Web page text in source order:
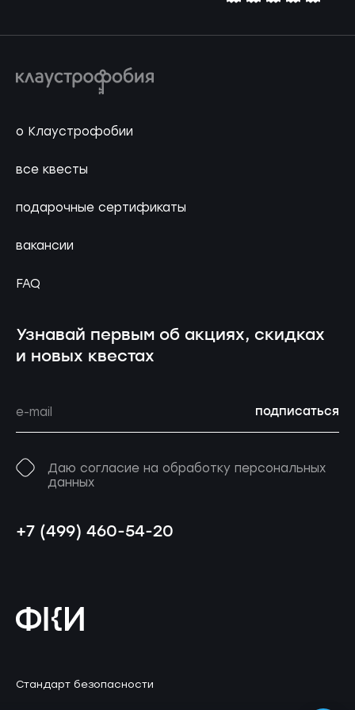
о Клаустрофобии
все квесты
подарочные сертификаты
вакансии
FAQ
Узнавай первым об акциях, скидках
и новых квестах
подписаться
Даю согласие на обработку персональных
данных
+7 (499) 460-54-20
Стандарт безопасности